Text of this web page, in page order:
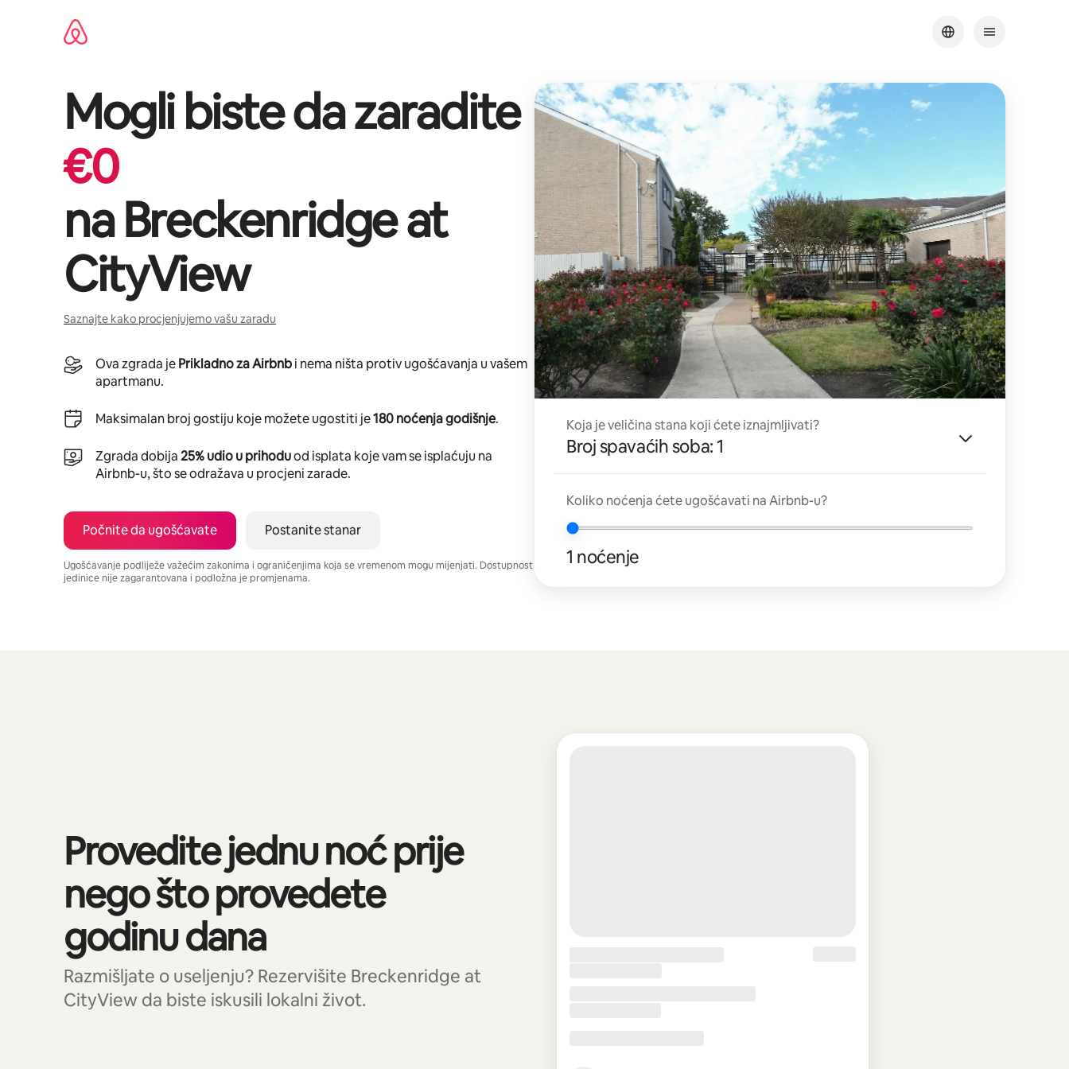
Mogli biste da zaradite
€0
naBreckenridge at
CityView
Saznajte kako procjenjujemo vašu zaradu
Ova zgrada jePrikladno za Airbnbi nema ništa protiv ugošćavanja u vašem
apartmanu.
Maksimalan broj gostiju koje možete ugostiti je180 noćenja godišnje.
Zgrada dobija25% udio u prihoduod isplata koje vam se isplaćuju na
Airbnb-u, što se odražava u procjeni zarade.
Počnite da ugošćavate Postanite stanar
Ugošćavanje podliježe važećim zakonima i ograničenjima koja se vremenom mogu mijenjati. Dostupnost
jedinice nije zagarantovana i podložna je promjenama.
Koja je veličina stana koji ćete iznajmljivati?
Broj spavaćih soba: 1
Koliko noćenja ćete ugošćavati na Airbnb-u?
1 noćenje
Provedite jednu noć prije
nego što provedete
godinu dana
Razmišljate o useljenju? Rezervišite Breckenridge at
CityView da biste iskusili lokalni život.